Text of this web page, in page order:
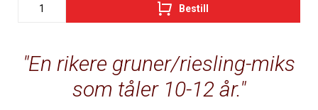
En rikere gruner/riesling-miks
som tåler 10-12 år.
Bestill